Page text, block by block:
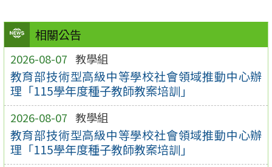
相關公告
2026-08-07 教學組
教育部技術型高級中等學校社會領域推動中心辦
理「115學年度種子教師教案培訓」
2026-08-07 教學組
教育部技術型高級中等學校社會領域推動中心辦
理「115學年度種子教師教案培訓」